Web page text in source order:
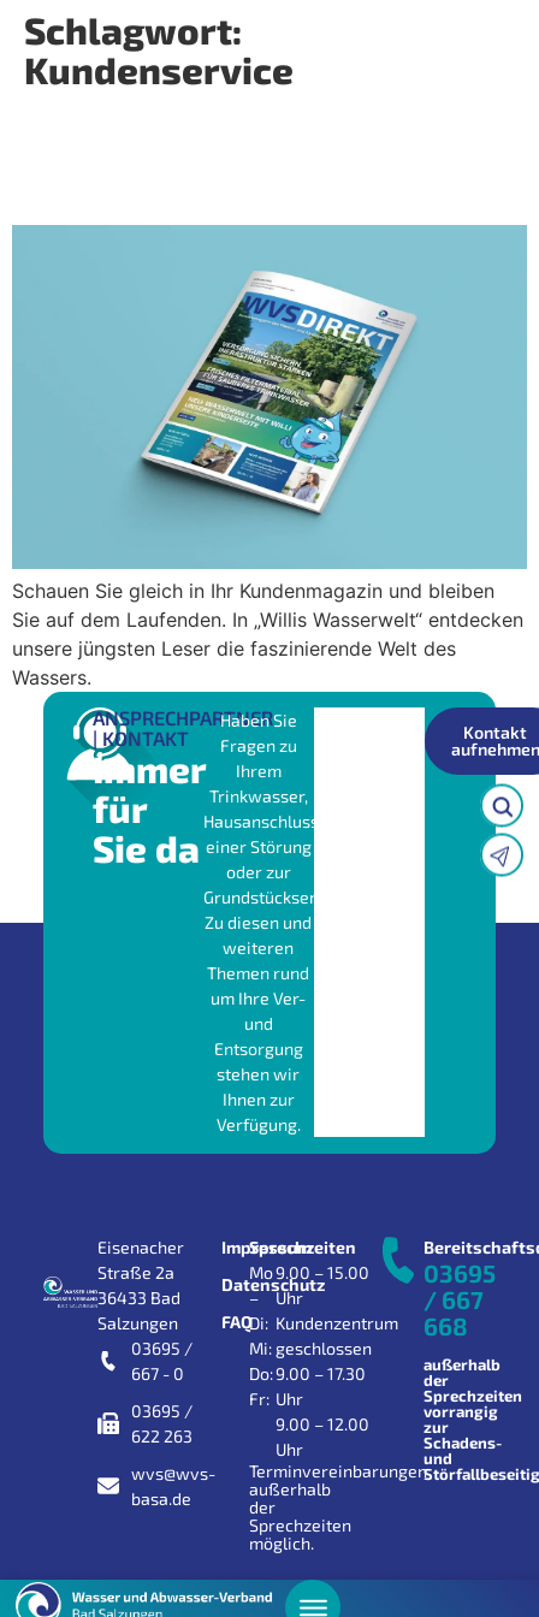
Schlagwort:
Kundenservice
Schauen Sie gleich in Ihr Kundenmagazin und bleiben
Sie auf dem Laufenden. In „Willis Wasserwelt“ entdecken
unsere jüngsten Leser die faszinierende Welt des
Wassers.
ANSPRECHPARTNER
| KONTAKT
Immer
für
Sie da
Haben Sie
Fragen zu
Ihrem
Trinkwasser,
Hausanschluss,
einer Störung
oder zur
Grundstücksentwässerung?
Zu diesen und
weiteren
Themen rund
um Ihre Ver-
und
Entsorgung
stehen wir
Ihnen zur
Verfügung.
Kontakt
aufnehmen
Eisenacher
Straße 2a
36433 Bad
Salzungen
03695 /
667 - 0
03695 /
622 263
wvs@wvs-
basa.de
Impressum
Datenschutz
FAQ
Sprechzeiten
Mo
–
Di:
Mi:
Do:
Fr:
9.00 – 15.00
Uhr
Kundenzentrum
geschlossen
9.00 – 17.30
Uhr
9.00 – 12.00
Uhr
Terminvereinbarungen
außerhalb
der
Sprechzeiten
möglich.
03695
/ 667
668
außerhalb
der
Sprechzeiten
vorrangig
zur
Schadens-
und